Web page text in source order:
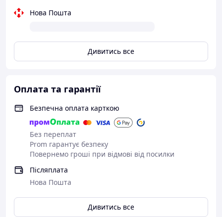
Нова Пошта
Дивитись все
Оплата та гарантії
Безпечна оплата карткою
Без переплат
Prom гарантує безпеку
Повернемо гроші при відмові від посилки
Післяплата
Нова Пошта
Дивитись все